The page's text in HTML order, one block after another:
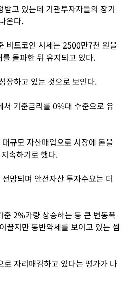
고 있는데 기관투자자들의 장기
온다.
비트코인 시세는 2500만7천 원을
돌파한 뒤 유지되고 있다.
장하고 있는 것으로 보인다.
기준금리를 0%대 수준으로 유
규모 자산매입으로 시장에 돈을
속하기로 했다.
망되며 안전자산 투자수요는 더
2%가량 상승하는 등 큰 변동폭
끌지만 동반약세를 보이고 있는 셈
자리매김하고 있다는 평가가 나